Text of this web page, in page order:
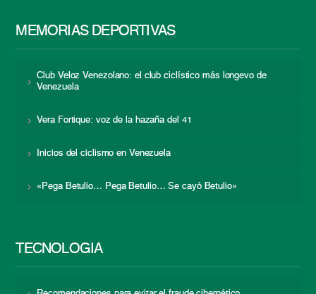
MEMORIAS DEPORTIVAS
Club Veloz Venezolano: el club ciclístico más longevo de
Venezuela
Vera Fortique: voz de la hazaña del 41
Inicios del ciclismo en Venezuela
«Pega Betulio… Pega Betulio… Se cayó Betulio»
TECNOLOGÍA